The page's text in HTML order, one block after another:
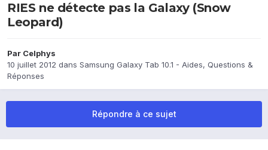
RIES ne détecte pas la Galaxy (Snow
Leopard)
Par Celphys
10 juillet 2012 dans Samsung Galaxy Tab 10.1 - Aides, Questions &
Réponses
Répondre à ce sujet